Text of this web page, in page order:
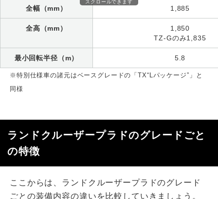
全幅（mm） 1,885
全高（mm）
1,850
TZ-Gのみ1,835
最小回転半径（m） 5.8
スクロールできます
※特別仕様車の諸元はベースグレードの「TX“Lパッケージ”」と
同様
ランドクルーザープラドのグレードごと
の特徴
ここからは、ランドクルーザープラドのグレード
ごとの装備内容の違いを比較していきましょう。